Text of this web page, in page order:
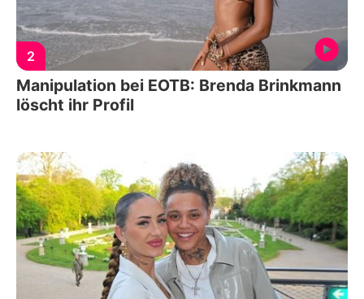
2
Manipulation bei EOTB: Brenda Brinkmann
löscht ihr Profil